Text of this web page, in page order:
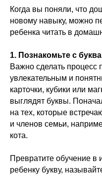
Когда вы поняли, что
новому навыку, можно
ребенка читать в
1. Познакомьте с
Важно сделать процесс
увлекательным и
карточки, кубики или
выглядят буквы.
на тех, которые
и членов семьи,
кота.
Превратите обучение в
ребенку букву,